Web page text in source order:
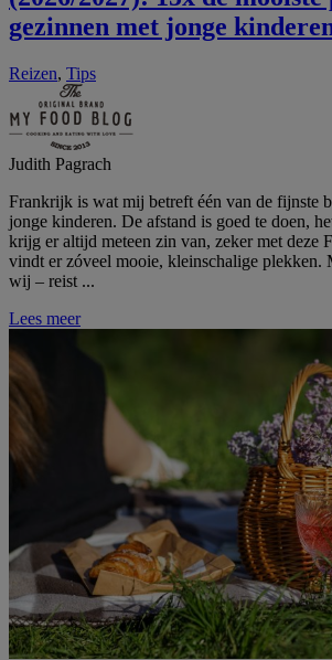
gezinnen met jonge
Reizen, Tips
Judith Pagrach
Frankrijk is wat mij betreft één van de fijnste
jonge kinderen. De afstand is goed te doen,
krijg er altijd meteen zin van, zeker met deze
vindt er zóveel mooie, kleinschalige plekken.
wij – reist ...
Lees meer